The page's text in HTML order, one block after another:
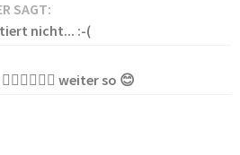
SAGT:
nicht... :-(
weiter so 😊